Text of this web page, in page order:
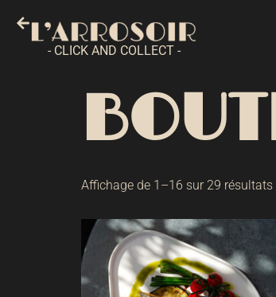
- CLICK AND COLLECT -
Affichage de 1–16 sur 29 résultats